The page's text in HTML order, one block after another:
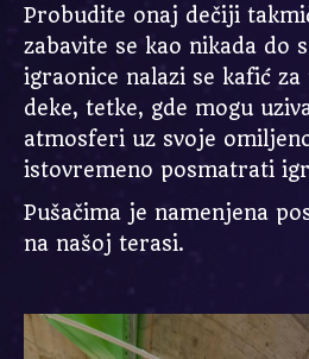
Probudite onaj dečiji
zabavite se kao nikada do
igraonice nalazi se kafić za
deke, tetke, gde mogu
atmosferi uz svoje
istovremeno posmatrati
Pušačima je namenjena
na našoj terasi.